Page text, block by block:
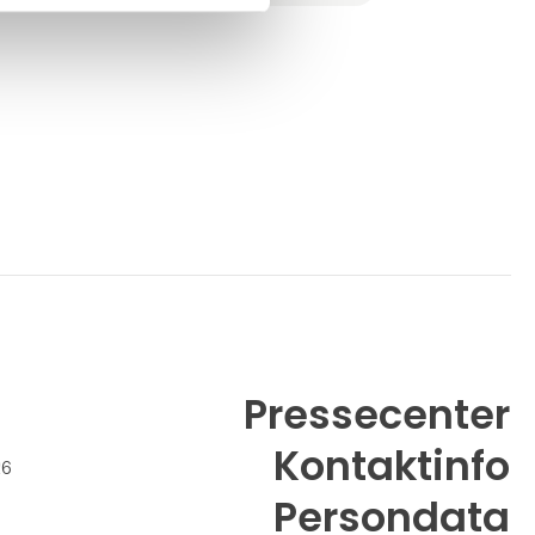
gennem hele deres karriere, og med dette
Pressecenter
Kontaktinfo
Persondata